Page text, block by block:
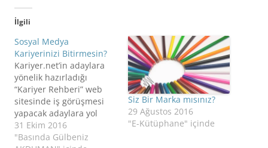
İlgili
Sosyal Medya
Kariyerinizi Bitirmesin?
Kariyer.net’in adaylara
yönelik hazırladığı
“Kariyer Rehberi” web
sitesinde iş görüşmesi
yapacak adaylara yol
göstermesi amacıyla
yazdığım “Sosyal Medya
31 Ekim 2016
"Basında Gülbeniz
Siz Bir Marka mısınız?
29 Ağustos 2016
"E-Kütüphane" içinde